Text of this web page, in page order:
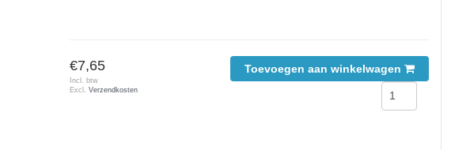
€7,65
Incl. btw
Excl.Verzendkosten
Toevoegen aan winkelwagen